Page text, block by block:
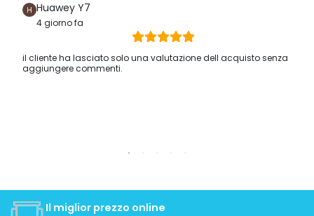
Huawey Y7
4 giorno fa
il cliente ha lasciato solo una valutazione dell acquisto senza
aggiungere commenti.
Il miglior prezzo online